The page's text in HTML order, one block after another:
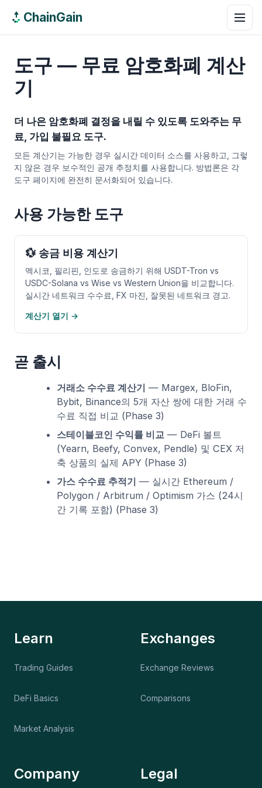
ChainGain
도구 — 무료 암호화폐 계산
기
더 나은 암호화폐 결정을 내릴 수 있도록 도와주는 무
료, 가입 불필요 도구.
모든 계산기는 가능한 경우 실시간 데이터 소스를 사용하고, 그렇
지 않은 경우 보수적인 공개 추정치를 사용합니다. 방법론은 각
도구 페이지에 완전히 문서화되어 있습니다.
사용 가능한 도구
💱 송금 비용 계산기
멕시코, 필리핀, 인도로 송금하기 위해 USDT-Tron vs
USDC-Solana vs Wise vs Western Union을 비교합니다.
실시간 네트워크 수수료, FX 마진, 잘못된 네트워크 경고.
계산기 열기 →
곧 출시
거래소 수수료 계산기 — Margex, BloFin,
Bybit, Binance의 5개 자산 쌍에 대한 거래 수
수료 직접 비교 (Phase 3)
스테이블코인 수익률 비교— DeFi 볼트
(Yearn, Beefy, Convex, Pendle) 및 CEX 저
축 상품의 실제 APY (Phase 3)
가스 수수료 추적기 — 실시간 Ethereum /
Polygon / Arbitrum / Optimism 가스 (24시
간 기록 포함) (Phase 3)
Learn
Trading Guides
DeFi Basics
Market Analysis
Exchanges
Exchange Reviews
Comparisons
Company Legal